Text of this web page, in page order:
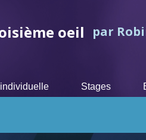
Stages
oeil par